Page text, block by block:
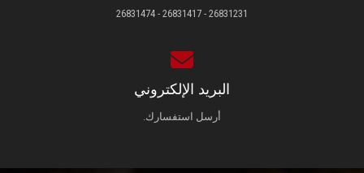
26831231 - 26831417 - 26831474
البريد الإلكتروني
أرسل استفسارك.